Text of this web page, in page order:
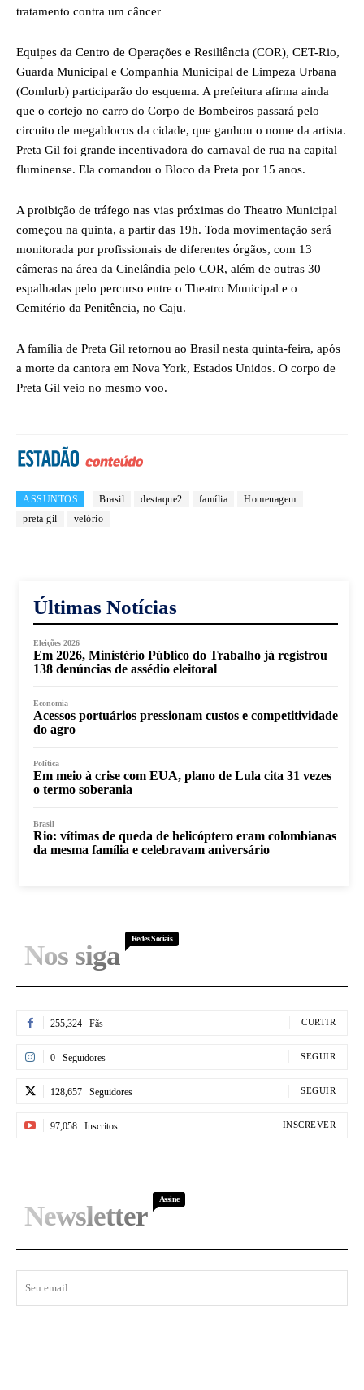
tratamento contra um câncer
Equipes da Centro de Operações e Resiliência (COR), CET-Rio,
Guarda Municipal e Companhia Municipal de Limpeza Urbana
(Comlurb) participarão do esquema. A prefeitura afirma ainda
que o cortejo no carro do Corpo de Bombeiros passará pelo
circuito de megablocos da cidade, que ganhou o nome da artista.
Preta Gil foi grande incentivadora do carnaval de rua na capital
fluminense. Ela comandou o Bloco da Preta por 15 anos.
A proibição de tráfego nas vias próximas do Theatro Municipal
começou na quinta, a partir das 19h. Toda movimentação será
monitorada por profissionais de diferentes órgãos, com 13
câmeras na área da Cinelândia pelo COR, além de outras 30
espalhadas pelo percurso entre o Theatro Municipal e o
Cemitério da Penitência, no Caju.
A família de Preta Gil retornou ao Brasil nesta quinta-feira, após
a morte da cantora em Nova York, Estados Unidos. O corpo de
Preta Gil veio no mesmo voo.
ASSUNTOS Brasil destaque2 família
Homenagem
preta gil
velório
Últimas Notícias
Eleições 2026
Em 2026, Ministério Público do Trabalho já registrou
138 denúncias de assédio eleitoral
Economia
Acessos portuários pressionam custos e competitividade
do agro
Política
Em meio à crise com EUA, plano de Lula cita 31 vezes
o termo soberania
Brasil
Rio: vítimas de queda de helicóptero eram colombianas
da mesma família e celebravam aniversário
Nos siga
Redes Sociais
255,324 Fãs CURTIR
0 Seguidores SEGUIR
128,657 Seguidores SEGUIR
97,058 Inscritos INSCREVER
Newsletter
Assine